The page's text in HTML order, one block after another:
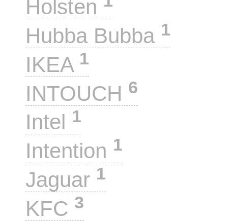
Holsten
Hubba Bubba 1
IKEA 1
INTOUCH 6
Intel 1
Intention 1
Jaguar 1
KFC 3